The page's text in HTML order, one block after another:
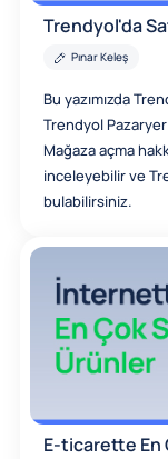
Trendyol'da
Pınar Keleş
Bu yazımızda
Trendyol
Mağaza açma
inceleyebilir ve
bulabilirsiniz.
E-ticarette En